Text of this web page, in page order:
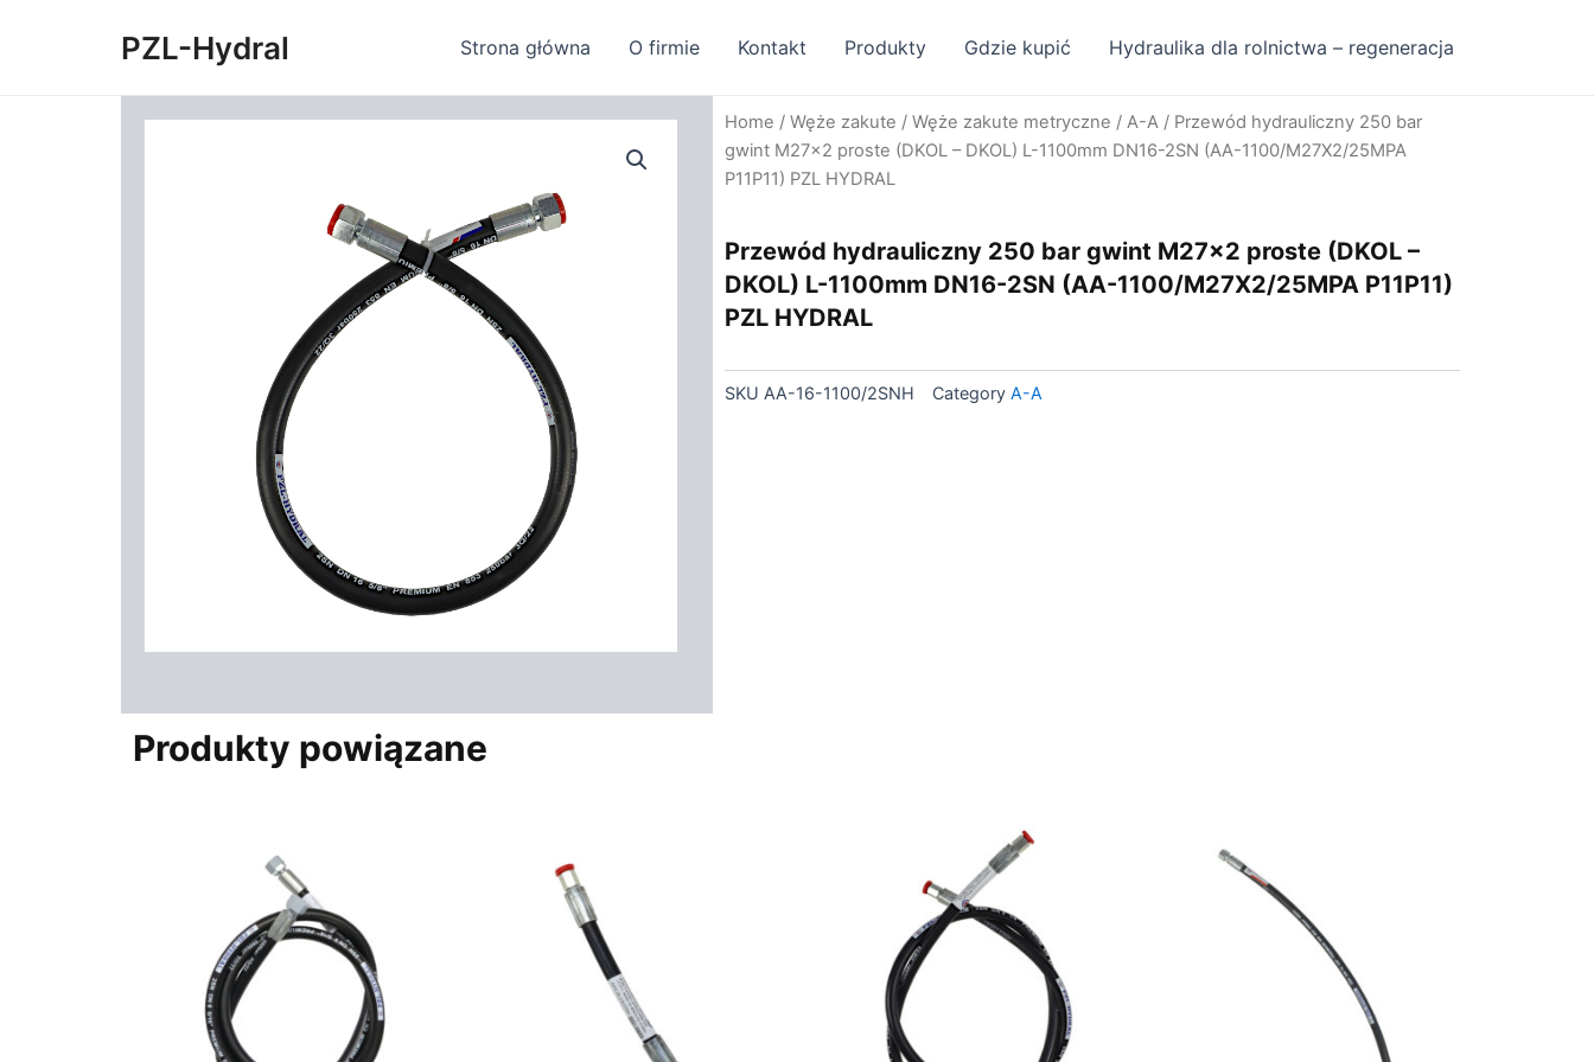
PZL-Hydral Strona główna O firmie Kontakt Produkty Gdzie kupić Hydraulika dla rolnictwa – regeneracja
Home / Węże zakute / Węże zakute metryczne / A-A / Przewód hydrauliczny 250 bar
gwint M27x2 proste (DKOL – DKOL) L-1100mm DN16-2SN (AA-1100/M27X2/25MPA
P11P11) PZL HYDRAL
Przewód hydrauliczny 250 bar gwint M27x2 proste (DKOL –
DKOL) L-1100mm DN16-2SN (AA-1100/M27X2/25MPA P11P11)
PZL HYDRAL
SKU AA-16-1100/2SNH Category A-A
Produkty powiązane